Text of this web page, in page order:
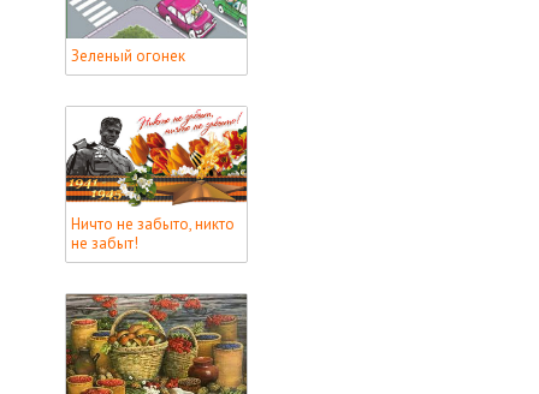
Зеленый огонек
Ничто не забыто, никто
не забыт!